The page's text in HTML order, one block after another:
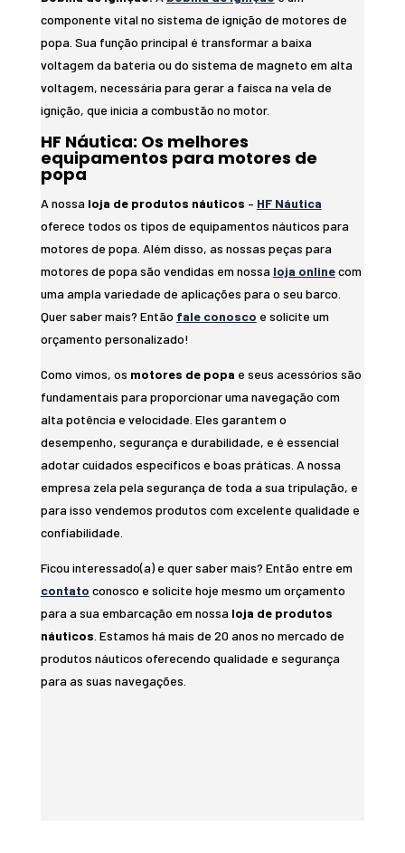
componente vital no sistema de ignição de motores de
popa. Sua função principal é transformar a baixa
voltagem da bateria ou do sistema de magneto em alta
voltagem, necessária para gerar a faísca na vela de
ignição, que inicia a combustão no motor.
HF Náutica: Os melhores
equipamentos para motores de
popa
A nossa loja de produtos náuticos – HF Náutica
oferece todos os tipos de equipamentos náuticos para
motores de popa. Além disso, as nossas peças para
motores de popa são vendidas em nossa loja onlinecom
uma ampla variedade de aplicações para o seu barco.
Quer saber mais? Então fale conosco e solicite um
orçamento personalizado!
Como vimos, os motores de popa e seus acessórios são
fundamentais para proporcionar uma navegação com
alta potência e velocidade. Eles garantem o
desempenho, segurança e durabilidade, e é essencial
adotar cuidados específicos e boas práticas. A nossa
empresa zela pela segurança de toda a sua tripulação, e
para isso vendemos produtos com excelente qualidade e
confiabilidade.
Ficou interessado(a) e quer saber mais? Então entre em
contato conosco e solicite hoje mesmo um orçamento
para a sua embarcação em nossa loja de produtos
náuticos . Estamos há mais de 20 anos no mercado de
produtos náuticos oferecendo qualidade e segurança
para as suas navegações.